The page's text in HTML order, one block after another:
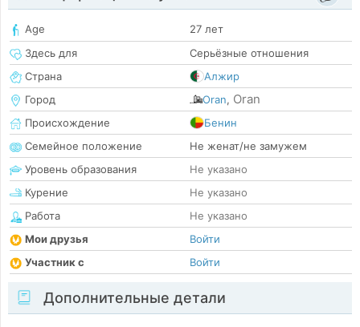
Age
27 лет
Здесь для
Серьёзные отношения
Страна
Алжир
Город
Oran, Oran
Происхождение
Бенин
Семейное положение
Не женат/не замужем
Уровень образования
Не указано
Курение
Не указано
Работа
Не указано
Мои друзья
Войти
Участник с
Войти
Дополнительные детали